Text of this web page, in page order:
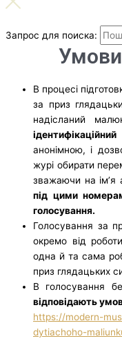
Запрос для поиска:
Умови
В процесі
за приз
надісланий
анонімною, і
журі обирати
зважаючи на ім’я
під цими
голосування.
Голосування за
окремо від
одна й та сама
приз глядацьких
В голосування
відповідають
https://modern-
dytiachoho-